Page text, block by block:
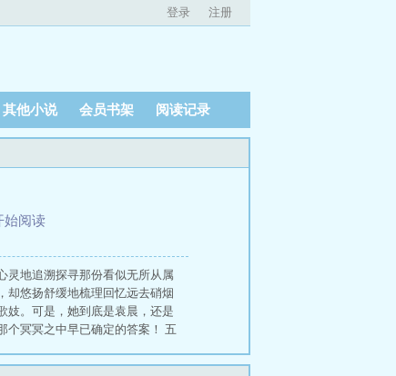
登录 注册
其他小说 会员书架 阅读记录
始阅读
灵地追溯探寻那份看似无所从属
却悠扬舒缓地梳理回忆远去硝烟
妓。可是，她到底是袁晨，还是
个冥冥之中早已确定的答案！ 五